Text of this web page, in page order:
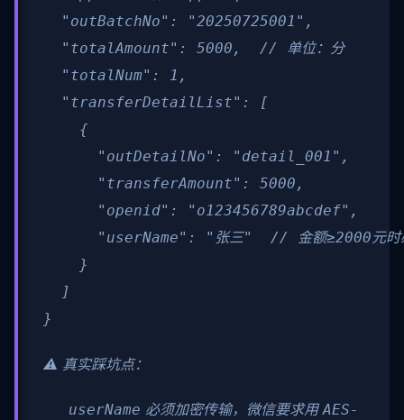
"outBatchNo": "20250725001",
"totalAmount": 5000,  // 单位：分
"totalNum": 1,
"transferDetailList": [
{
"outDetailNo": "detail_001",
"transferAmount": 5000,
"openid": "o123456789abcdef",
"userName": "张三"  // 金额≥2000元时
}
]
}
⚠️ 真实踩坑点：
userName 必须加密传输，微信要求用AES-